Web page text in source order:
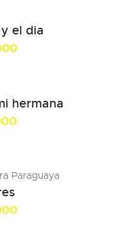
el dia
hermana
Paraguaya